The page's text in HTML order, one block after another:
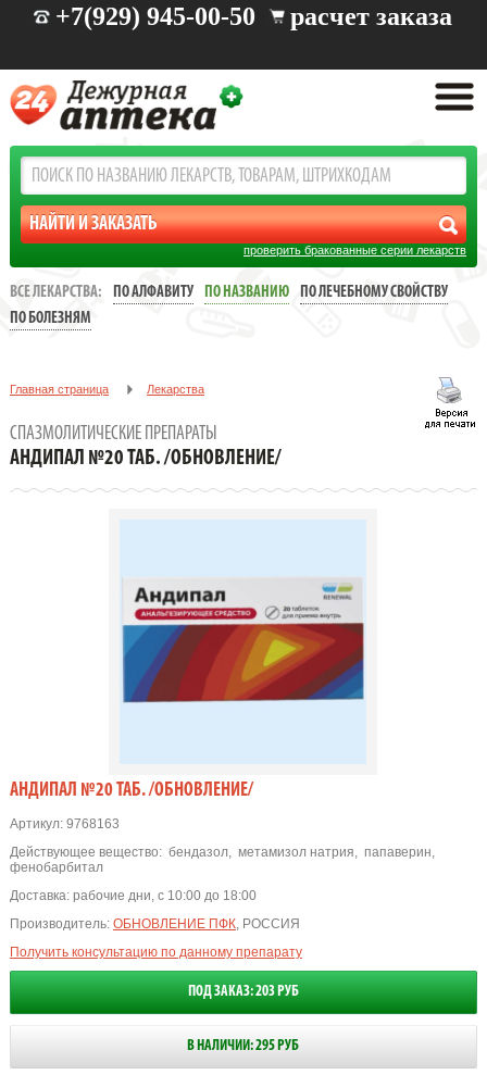
+7(929) 945-00-50 расчет заказа
проверить бракованные серии лекарств
ВСЕ ЛЕКАРСТВА: ПО АЛФАВИТУ ПО НАЗВАНИЮ
ПО ЛЕЧЕБНОМУ СВОЙСТВУ
ПО БОЛЕЗНЯМ
Главная страница Лекарства
АНДИПАЛ №20 ТАБ. /ОБНОВЛЕНИЕ/
СПАЗМОЛИТИЧЕСКИЕ ПРЕПАРАТЫ
АНДИПАЛ №20 ТАБ. /ОБНОВЛЕНИЕ/
АНДИПАЛ №20 ТАБ. /ОБНОВЛЕНИЕ/
Артикул:9768163
Действующее вещество: бендазол, метамизол натрия, папаверин,
фенобарбитал
Доставка: рабочие дни, с 10:00 до 18:00
Производитель: ОБНОВЛЕНИЕ ПФК, РОССИЯ
Получить консультацию по данному препарату
ПОД ЗАКАЗ: 203 РУБ
В НАЛИЧИИ: 295 РУБ